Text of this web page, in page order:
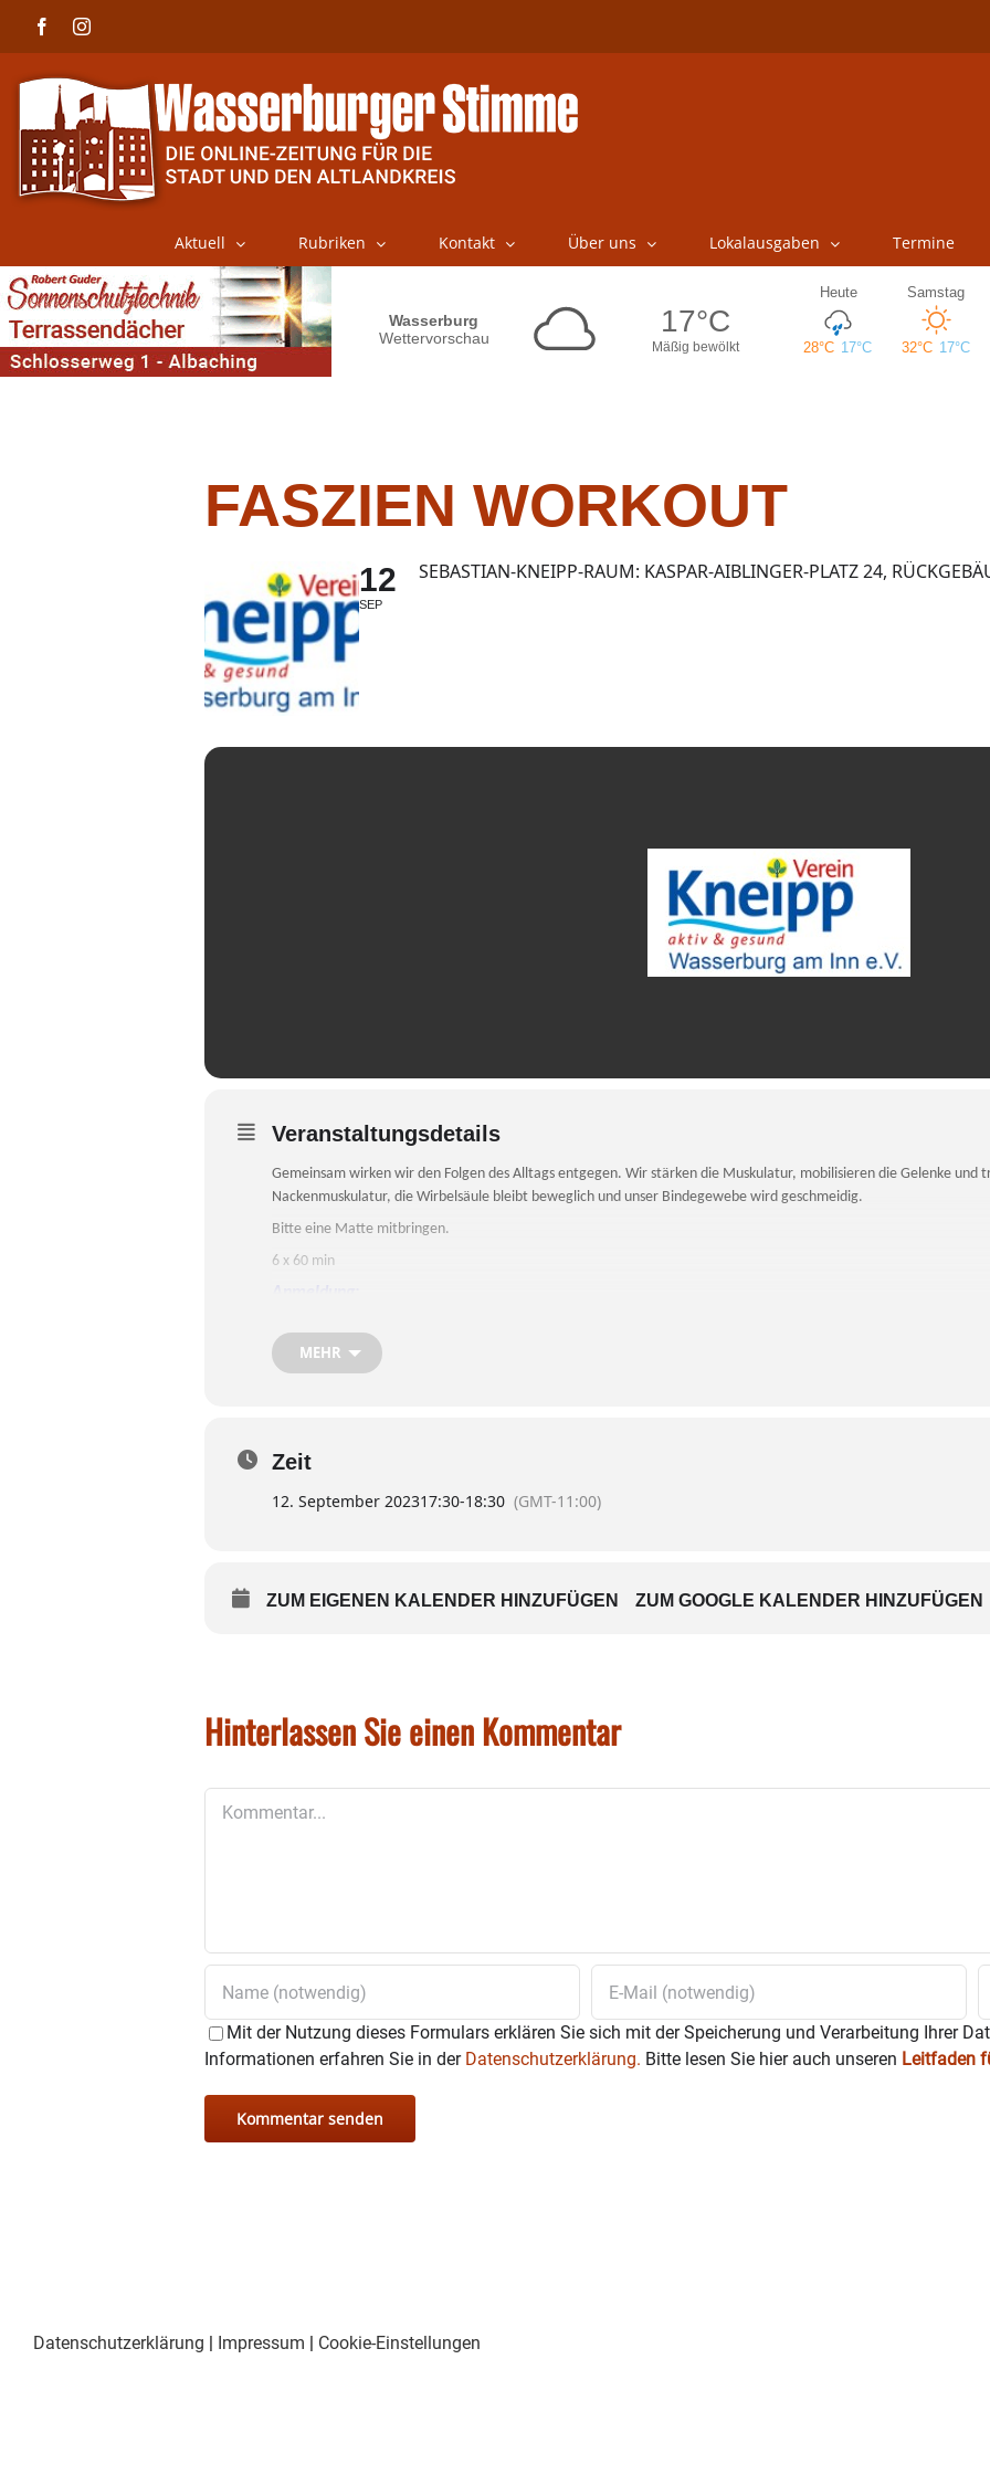
FacebookInstagram
Aktuell Rubriken Kontakt Über uns Lokalausgaben Termine
FASZIEN WORKOUT
12
SEP
SEBASTIAN-KNEIPP-RAUM: KASPAR-AIBLINGER-PLATZ 24,
Veranstaltungsdetails
Gemeinsam wirken wir den Folgen des Alltags entgegen. Wir stärken die Muskulatur, mobilisieren die Gelenke und
Nackenmuskulatur, die Wirbelsäule bleibt beweglich und unser Bindegewebe wird geschmeidig.
Bitte eine Matte mitbringen.
6 x 60 min
oder per Telefon: 08071
– 7401 (Mo-Fr 10:00 – 17:00 Uhr, Sa 10:00 – 13:00 Uhr)
MEHR
Zeit
12. September 202317:30-18:30 (GMT-11:00)
ZUM EIGENEN KALENDER HINZUFÜGEN ZUM GOOGLE KALENDER HINZUFÜGEN
Hinterlassen Sie einen Kommentar
Mit der Nutzung dieses Formulars erklären Sie sich mit der Speicherung und Verarbeitung Ihrer
Informationen erfahren Sie in der Datenschutzerklärung. Bitte lesen Sie hier auch unseren Leitfaden
Datenschutzerklärung | Impressum | Cookie-Einstellungen